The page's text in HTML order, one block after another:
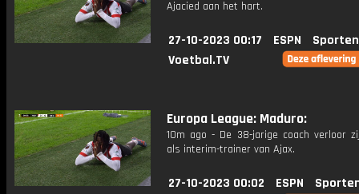
Ajacied aan het hart.
27-10-2023 00:17 ESPN
Voetbal.TV
Europa League: Maduro:
10m ago - De 38-jarige coach verloor
als interim-trainer van Ajax.
27-10-2023 00:02 ESPN